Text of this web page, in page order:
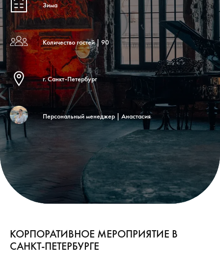
Зима
Количество гостей | 90
г. Санкт-Петербург
Персональный менеджер | Анастасия
КОРПОРАТИВНОЕ МЕРОПРИЯТИЕ В
САНКТ-ПЕТЕРБУРГЕ